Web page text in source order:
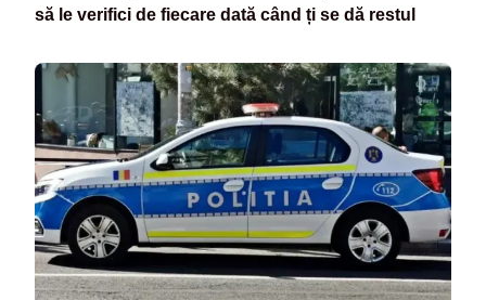
să le verifici de fiecare dată când ți se dă restul